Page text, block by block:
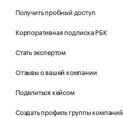
Получить пробный доступ
Корпоративная подписка РБК
Стать экспертом
Отзывы о вашей компании
Поделиться кейсом
Создать профиль группы компаний